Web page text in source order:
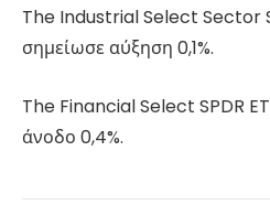
The Industrial Select Sector
σημείωσε αύξηση 0,1%.
The Financial Select SPDR
άνοδο 0,4%.